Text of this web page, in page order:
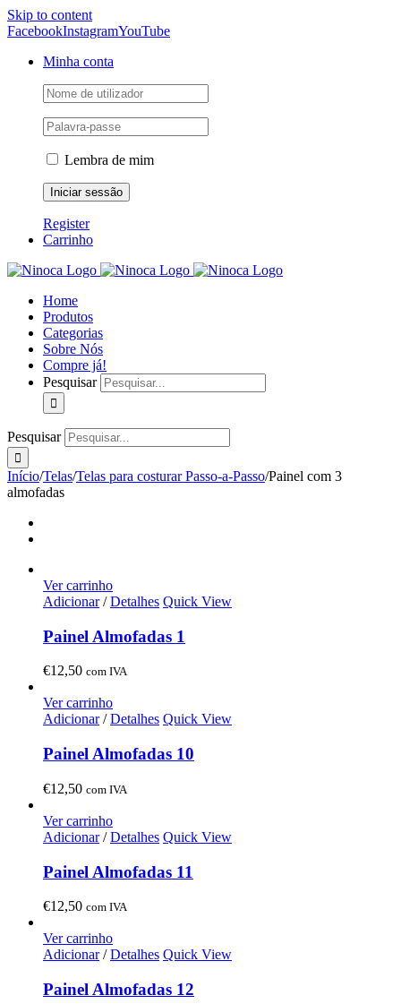
Skip to content
FacebookInstagramYouTube
Minha conta
Lembra de mim
Register
Carrinho
Home
Produtos
Categorias
Sobre Nós
Compre já!
Pesquisar
Pesquisar
Início/Telas/Telas para costurar Passo-a-Passo/Painel com 3
almofadas
Ver carrinho
Adicionar/ Detalhes Quick View
Painel Almofadas 1
€12,50 com IVA
Ver carrinho
Adicionar/ Detalhes Quick View
Painel Almofadas 10
€12,50 com IVA
Ver carrinho
Adicionar/ Detalhes Quick View
Painel Almofadas 11
€12,50 com IVA
Ver carrinho
Adicionar/ Detalhes Quick View
Painel Almofadas 12